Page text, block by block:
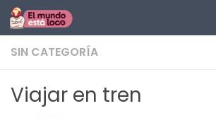
Saltar al contenido
SIN CATEGORÍA
Viajar en tren